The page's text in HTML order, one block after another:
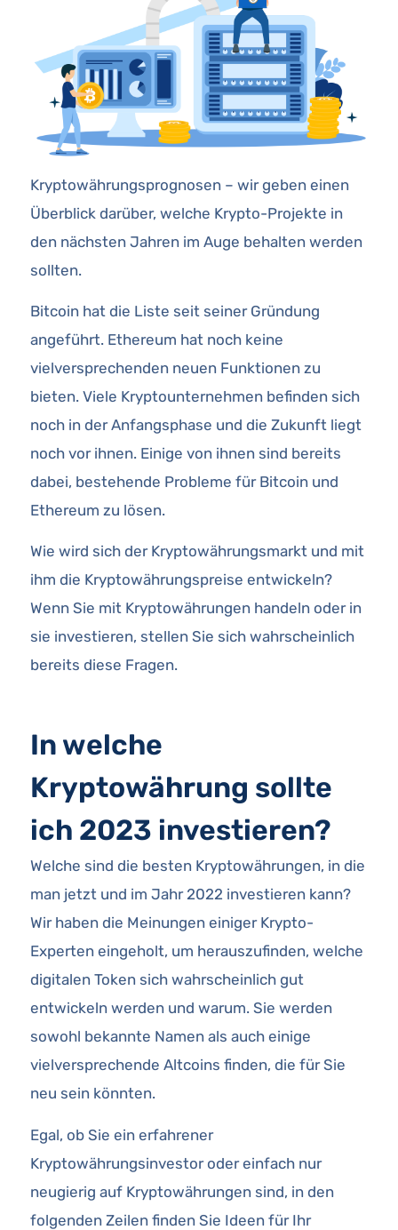
Kryptowährungsprognosen – wir geben einen
Überblick darüber, welche Krypto-Projekte in
den nächsten Jahren im Auge behalten werden
sollten.
Bitcoin hat die Liste seit seiner Gründung
angeführt. Ethereum hat noch keine
vielversprechenden neuen Funktionen zu
bieten. Viele Kryptounternehmen befinden sich
noch in der Anfangsphase und die Zukunft liegt
noch vor ihnen. Einige von ihnen sind bereits
dabei, bestehende Probleme für Bitcoin und
Ethereum zu lösen.
Wie wird sich der Kryptowährungsmarkt und mit
ihm die Kryptowährungspreise entwickeln?
Wenn Sie mit Kryptowährungen handeln oder in
sie investieren, stellen Sie sich wahrscheinlich
bereits diese Fragen.
In welche
Kryptowährung sollte
ich 2023 investieren?
Welche sind die besten Kryptowährungen, in die
man jetzt und im Jahr 2022 investieren kann?
Wir haben die Meinungen einiger Krypto-
Experten eingeholt, um herauszufinden, welche
digitalen Token sich wahrscheinlich gut
entwickeln werden und warum. Sie werden
sowohl bekannte Namen als auch einige
vielversprechende Altcoins finden, die für Sie
neu sein könnten.
Egal, ob Sie ein erfahrener
Kryptowährungsinvestor oder einfach nur
neugierig auf Kryptowährungen sind, in den
folgenden Zeilen finden Sie Ideen für Ihr